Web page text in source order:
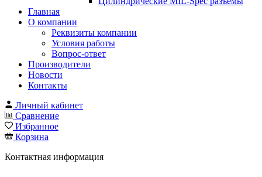
Главная
О компании
Реквизиты компании
Условия работы
Вопрос-ответ
Производители
Новости
Контакты
Личный кабинет
Сравнение
Избранное
Корзина
Контактная информация